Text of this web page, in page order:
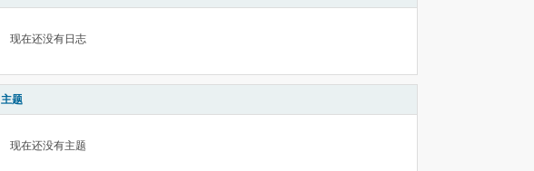
现在还没有日志
主题
现在还没有主题